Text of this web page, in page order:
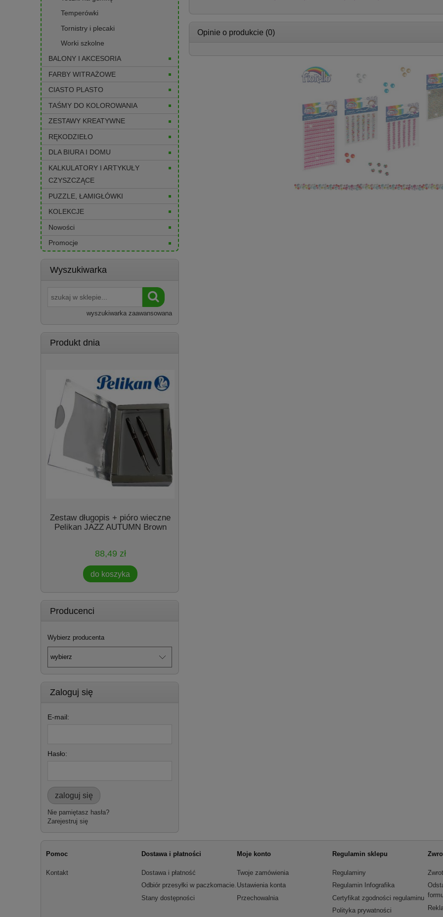
Temperówki
Tornistry i plecaki
Worki szkolne
BALONY I AKCESORIA
FARBY WITRAŻOWE
CIASTO PLASTO
TAŚMY DO KOLOROWANIA
ZESTAWY KREATYWNE
RĘKODZIEŁO
DLA BIURA I DOMU
KALKULATORY I ARTYKUŁY
CZYSZCZĄCE
PUZZLE, ŁAMIGŁÓWKI
KOLEKCJE
Nowości
Promocje
Wyszukiwarka
wyszukiwarka zaawansowana
Produkt dnia
Zestaw długopis + pióro wieczne
Pelikan JAZZ AUTUMN Brown
88,49 zł
do koszyka
Producenci
Wybierz producenta
Zaloguj się
E-mail:
Hasło:
zaloguj się
Nie pamiętasz hasła?
Zarejestruj się
Opinie o produkcie (0)
Pomoc
Kontakt
Dostawa i płatności
Dostawa i płatność
Odbiór przesyłki w paczkomacie.
Stany dostępności
Moje konto
Twoje zamówienia
Ustawienia konta
Przechowalnia
Regulamin sklepu
Regulaminy
Regulamin Infografika
Certyfikat zgodności regulaminu
Polityka prywatności